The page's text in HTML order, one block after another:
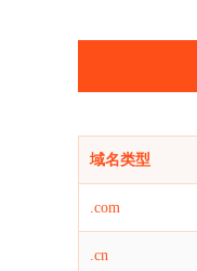
域名类型
.com
.cn